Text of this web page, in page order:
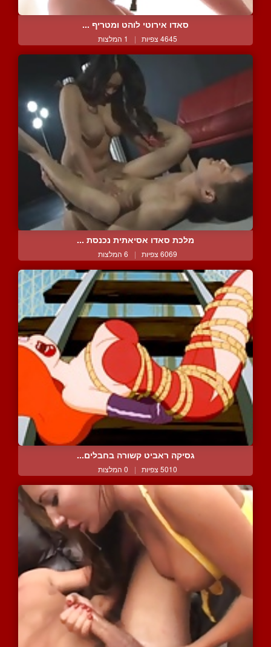
סאדו אירוטי לוהט ומטריף ...
4645 צפיות | 1 המלצות
מלכת סאדו אסיאתית נכנסת ...
6069 צפיות | 6 המלצות
גסיקה ראביט קשורה בחבלים...
5010 צפיות | 0 המלצות